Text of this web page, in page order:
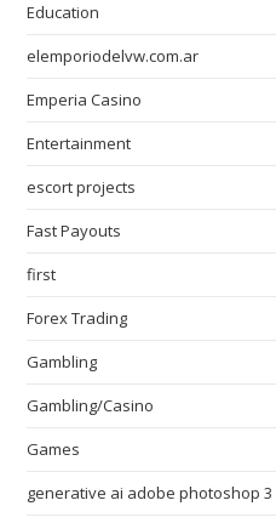
Education
elemporiodelvw.com.ar
Emperia Casino
Entertainment
escort projects
Fast Payouts
first
Forex Trading
Gambling
Gambling/Casino
Games
generative ai adobe photoshop 3